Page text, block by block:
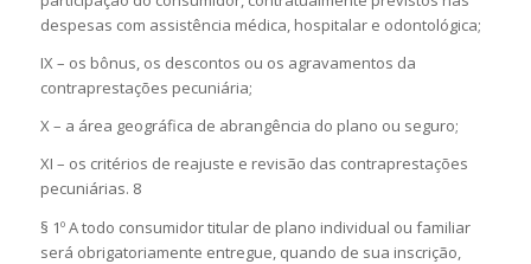
despesas com assistência médica, hospitalar e odontológica;
IX – os bônus, os descontos ou os agravamentos da
contraprestações pecuniária;
X – a área geográfica de abrangência do plano ou seguro;
XI – os critérios de reajuste e revisão das contraprestações
pecuniárias. 8
§ 1º A todo consumidor titular de plano individual ou familiar
será obrigatoriamente entregue, quando de sua inscrição,